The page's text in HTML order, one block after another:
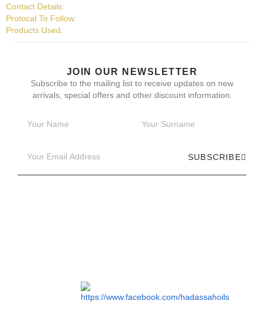
Contact Details:
Protocal To Follow:
Products Used:
JOIN OUR NEWSLETTER
Subscribe to the mailing list to receive updates on new
arrivals, special offers and other discount information.
SUBSCRIBE